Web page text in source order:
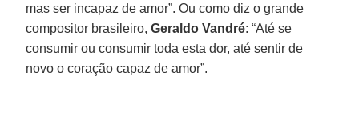
mas ser incapaz de amor”. Ou como diz o grande
compositor brasileiro,Geraldo Vandré: “Até se
consumir ou consumir toda esta dor, até sentir de
novo o coração capaz de amor”.